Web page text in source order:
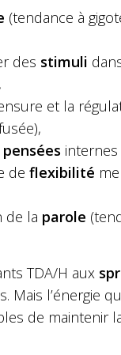
(tendance à
des stimuli
et la
pensées internes
de flexibilité
de la parole
TDA/H aux
Mais l’énergie
de